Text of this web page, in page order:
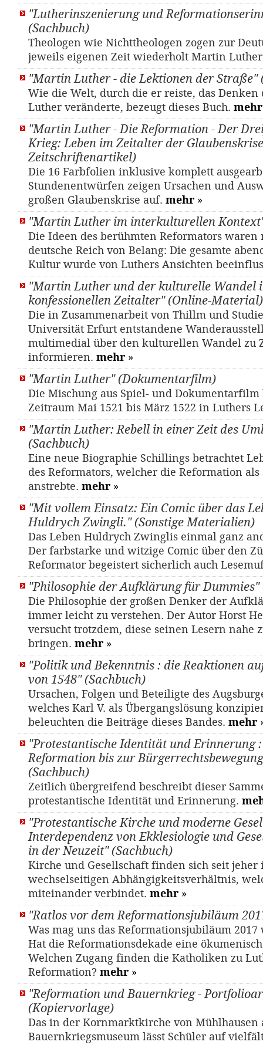
"Lutherinszenierung und
(Sachbuch)
Theologen wie Nichttheologen zogen zur
jeweils eigenen Zeit wiederholt Martin
"Martin Luther - die Lektionen der Straße"
Wie die Welt, durch die er reiste, das Denken
Luther veränderte, bezeugt dieses Buch. mehr
"Martin Luther - Die Reformation - Der
Krieg: Leben im Zeitalter der
Zeitschriftenartikel)
Die 16 Farbfolien inklusive komplett
Stundenentwürfen zeigen Ursachen und
großen Glaubenskrise auf. mehr »
"Martin Luther im interkulturellen
Die Ideen des berühmten Reformators
deutsche Reich von Belang: Die gesamte
Kultur wurde von Luthers Ansichten
"Martin Luther und der kulturelle Wandel
konfessionellen Zeitalter" (Online-Material)
Die in Zusammenarbeit von Thillm und
Universität Erfurt entstandene
multimedial über den kulturellen Wandel zu
informieren. mehr »
"Martin Luther" (Dokumentarfilm)
Die Mischung aus Spiel- und
Zeitraum Mai 1521 bis März 1522 in Luthers
"Martin Luther: Rebell in einer Zeit des
(Sachbuch)
Eine neue Biographie Schillings betrachtet
des Reformators, welcher die Reformation
anstrebte. mehr »
"Mit vollem Einsatz: Ein Comic über das
Huldrych Zwingli." (Sonstige Materialien)
Das Leben Huldrych Zwinglis einmal ganz
Der farbstarke und witzige Comic über den
Reformator begeistert sicherlich auch
"Philosophie der Aufklärung für Dummies"
Die Philosophie der großen Denker der
immer leicht zu verstehen. Der Autor Horst
versucht trotzdem, diese seinen Lesern nahe
bringen. mehr »
"Politik und Bekenntnis : die Reaktionen
von 1548" (Sachbuch)
Ursachen, Folgen und Beteiligte des
welches Karl V. als Übergangslösung
beleuchten die Beiträge dieses Bandes. mehr
"Protestantische Identität und Erinnerung
Reformation bis zur
(Sachbuch)
Zeitlich übergreifend beschreibt dieser
protestantische Identität und Erinnerung.
"Protestantische Kirche und moderne
Interdependenz von Ekklesiologie und
in der Neuzeit" (Sachbuch)
Kirche und Gesellschaft finden sich seit jeher
wechselseitigen Abhängigkeitsverhältnis,
miteinander verbindet. mehr »
"Ratlos vor dem Reformationsjubiläum
Was mag uns das Reformationsjubiläum
Hat die Reformationsdekade eine
Welchen Zugang finden die Katholiken zu
Reformation? mehr »
"Reformation und Bauernkrieg -
(Kopiervorlage)
Das in der Kornmarktkirche von Mühlhausen
Bauernkriegsmuseum lässt Schüler auf